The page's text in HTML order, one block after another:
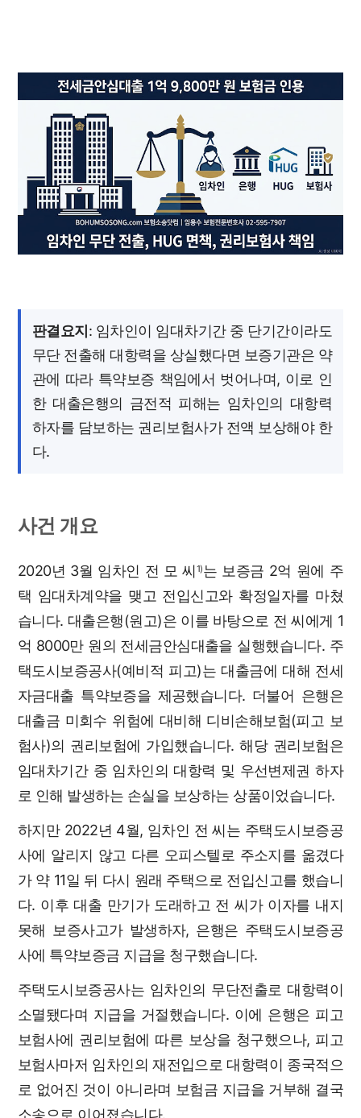
판결요지 : 임차인이 임대차기간 중 단기간이라도
무단 전출해 대항력을 상실했다면 보증기관은 약
관에 따라 특약보증 책임에서 벗어나며, 이로 인
한 대출은행의 금전적 피해는 임차인의 대항력
하자를 담보하는 권리보험사가 전액 보상해야 한
다.
사건 개요
2020년 3월 임차인 전 모 씨 1)는 보증금 2억 원에 주
택 임대차계약을 맺고 전입신고와 확정일자를 마쳤
습니다. 대출은행(원고)은 이를 바탕으로 전 씨에게 1
억 8000만 원의 전세금안심대출을 실행했습니다. 주
택도시보증공사(예비적 피고)는 대출금에 대해 전세
자금대출 특약보증을 제공했습니다. 더불어 은행은
대출금 미회수 위험에 대비해 디비손해보험(피고 보
험사)의 권리보험에 가입했습니다. 해당 권리보험은
임대차기간 중 임차인의 대항력 및 우선변제권 하자
로 인해 발생하는 손실을 보상하는 상품이었습니다.
하지만 2022년 4월, 임차인 전 씨는 주택도시보증공
사에 알리지 않고 다른 오피스텔로 주소지를 옮겼다
가 약 11일 뒤 다시 원래 주택으로 전입신고를 했습니
다. 이후 대출 만기가 도래하고 전 씨가 이자를 내지
못해 보증사고가 발생하자, 은행은 주택도시보증공
사에 특약보증금 지급을 청구했습니다.
주택도시보증공사는 임차인의 무단전출로 대항력이
소멸됐다며 지급을 거절했습니다. 이에 은행은 피고
보험사에 권리보험에 따른 보상을 청구했으나, 피고
보험사마저 임차인의 재전입으로 대항력이 종국적으
로 없어진 것이 아니라며 보험금 지급을 거부해 결국
소송으로 이어졌습니다.